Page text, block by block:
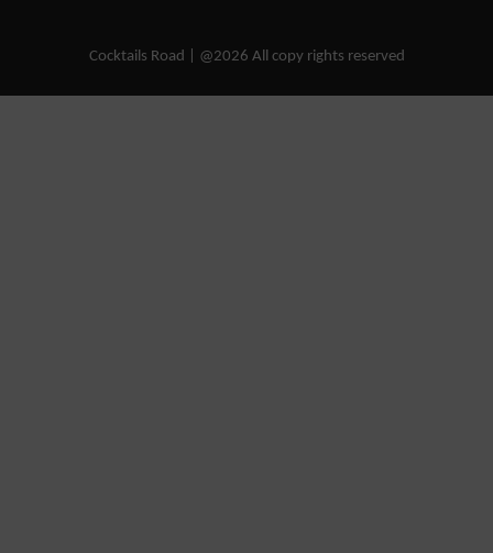
Cocktails Road | @2026 All copy rights reserved